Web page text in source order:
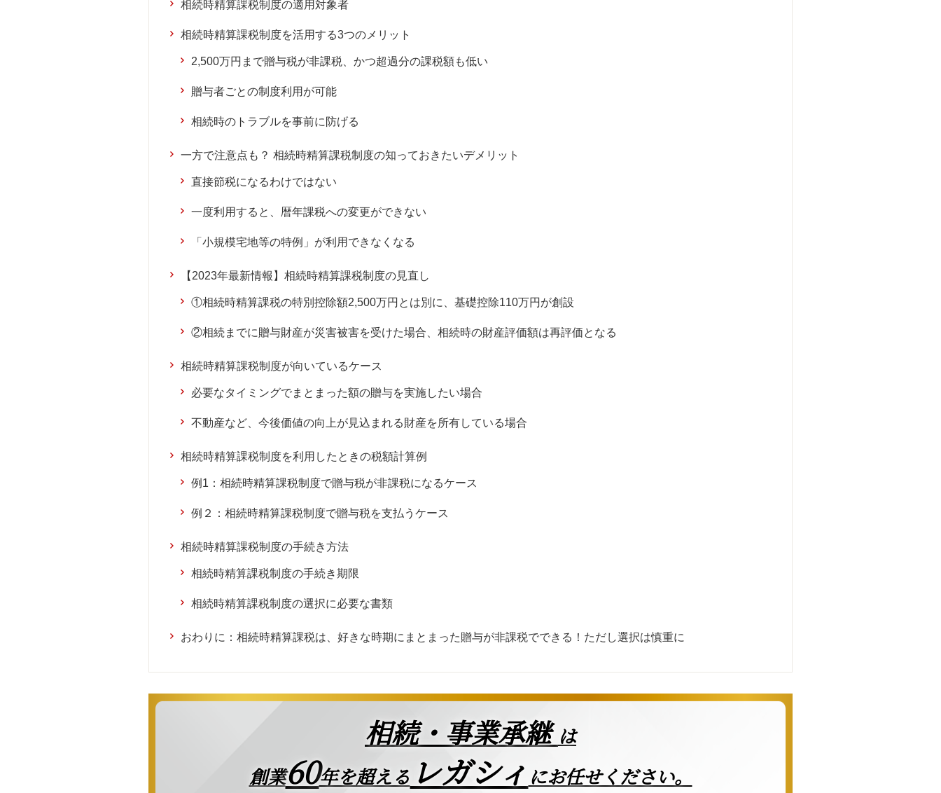
相続時精算課税制度の適用対象者
相続時精算課税制度を活用する3つのメリット
2,500万円まで贈与税が非課税、かつ超過分の課税額も低い
贈与者ごとの制度利用が可能
相続時のトラブルを事前に防げる
一方で注意点も？ 相続時精算課税制度の知っておきたいデメリット
直接節税になるわけではない
一度利用すると、暦年課税への変更ができない
「小規模宅地等の特例」が利用できなくなる
【2023年最新情報】相続時精算課税制度の見直し
①相続時精算課税の特別控除額2,500万円とは別に、基礎控除110万円が創設
②相続までに贈与財産が災害被害を受けた場合、相続時の財産評価額は再評価となる
相続時精算課税制度が向いているケース
必要なタイミングでまとまった額の贈与を実施したい場合
不動産など、今後価値の向上が見込まれる財産を所有している場合
相続時精算課税制度を利用したときの税額計算例
例1：相続時精算課税制度で贈与税が非課税になるケース
例２：相続時精算課税制度で贈与税を支払うケース
相続時精算課税制度の手続き方法
相続時精算課税制度の手続き期限
相続時精算課税制度の選択に必要な書類
おわりに：相続時精算課税は、好きな時期にまとまった贈与が非課税でできる！ただし選択は慎重に
相続・事業承継 は
創業60年を超える レガシィ にお任せください。